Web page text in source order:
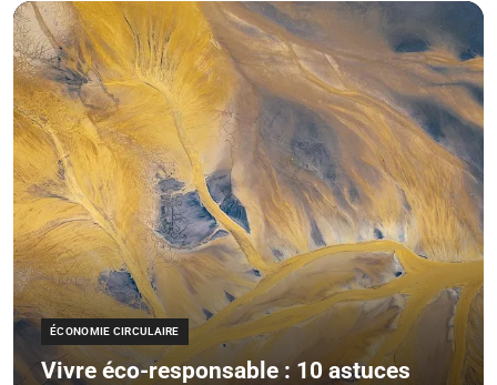
ÉCONOMIE CIRCULAIRE
Vivre éco-responsable : 10 astuces